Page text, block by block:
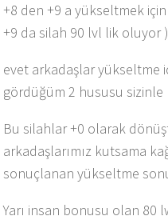
+8 den +9 a yükseltmek
+9 da silah 90 lvl lik oluyor )
evet arkadaşlar yükseltme
gördüğüm 2 hususu
Bu silahlar +0 olarak
arkadaşlarımız kutsama
sonuçlanan yükseltme
Yarı insan bonusu olan 80